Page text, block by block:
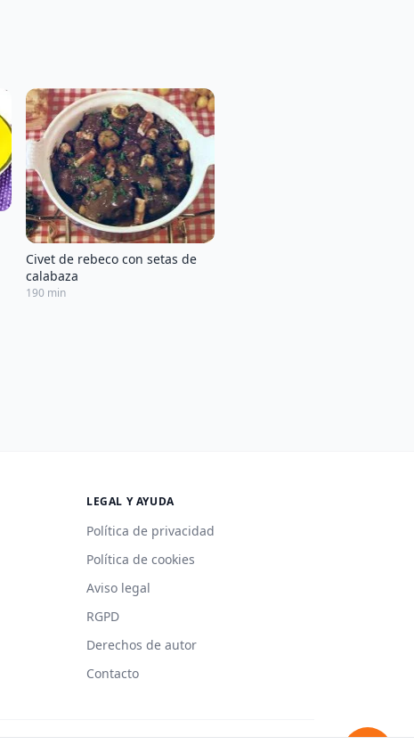
Civet de rebeco con setas de
calabaza
190 min
LEGAL Y AYUDA
Política de privacidad
Política de cookies
Aviso legal
RGPD
Derechos de autor
Contacto